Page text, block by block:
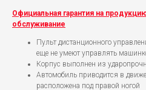
Официальная гарантия на
обслуживание
Пульт дистанционного
еще не умеют управлять
Корпус выполнен из
Автомобиль приводится в
расположена под правой ногой